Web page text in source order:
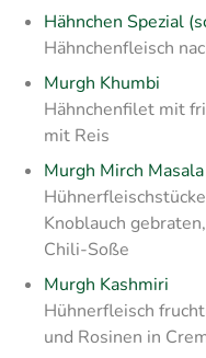
Hähnchen Spezial
Hähnchenfleisch
Murgh Khumbi
Hähnchenfilet mit
mit Reis
Murgh Mirch Masala
Knoblauch
Chili-Soße
Murgh Kashmiri
Hühnerfleisch
und Rosinen in